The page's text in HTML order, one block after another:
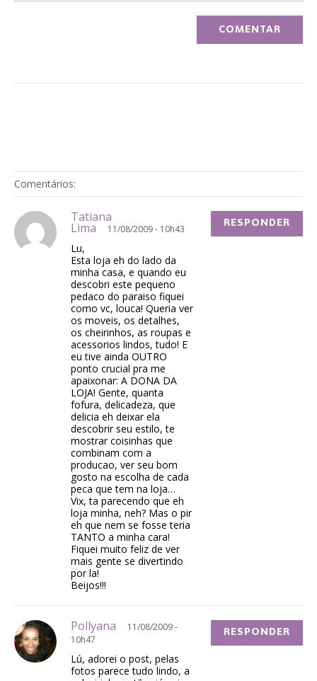
Comentários:
Tatiana
Lima 11/08/2009 - 10h43
Lu,
Esta loja eh do lado da
minha casa, e quando eu
descobri este pequeno
pedaco do paraiso fiquei
como vc, louca! Queria ver
os moveis, os detalhes,
os cheirinhos, as roupas e
acessorios lindos, tudo! E
eu tive ainda OUTRO
ponto crucial pra me
apaixonar: A DONA DA
LOJA! Gente, quanta
fofura, delicadeza, que
delicia eh deixar ela
descobrir seu estilo, te
mostrar coisinhas que
combinam com a
producao, ver seu bom
gosto na escolha de cada
peca que tem na loja…
Vix, ta parecendo que eh
loja minha, neh? Mas o pir
eh que nem se fosse teria
TANTO a minha cara!
Fiquei muito feliz de ver
mais gente se divertindo
por la!
Beijos!!!
RESPONDER
Pollyana
11/08/2009 -
10h47
Lú, adorei o post, pelas
fotos parece tudo lindo, a
RESPONDER